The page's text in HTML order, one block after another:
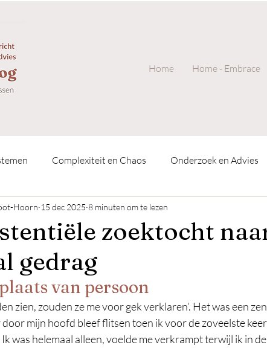
Home Home - Embrace
Complexiteit en Chaos Onderzoek en Advies
psychologie Ervarings- en systeemgericht werk
zoektocht
gedrag
Hoorn 15 dec 2025 8 minuten om te lezen
van persoon
zien, zouden ze me voor gek verklaren’. Het was een
door mijn hoofd bleef flitsen toen ik voor de zoveelste
was helemaal alleen, voelde me verkrampt terwijl ik in